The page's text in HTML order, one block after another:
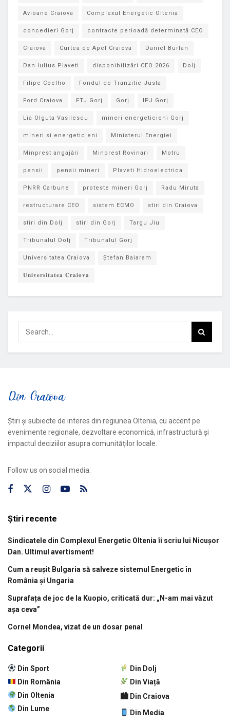
Avioane Craiova Complexul Energetic Oltenia
concedieri Gorj contracte perioadă determinată CEO
Craiova Curtea de Apel Craiova Daniel Burlan
Dan Iulius Plaveti disponibilizări CEO 2026 Dolj
Filipe Coelho Fondul de Tranzitie Justa
Ford Craiova FTJ Gorj Gorj IPJ Gorj
Lia Olguta Vasilescu mineri energeticieni Gorj
mineri si energeticieni Ministerul Energiei
Minprest angajări Minprest Rovinari Motru
pensii pensii mineri Plaveti Hidroelectrica
PNRR Carbune proteste mineri Gorj Radu Miruta
restructurare CEO sistem ECMO stiri din Craiova
stiri din Dolj stiri din Gorj Targu Jiu
Tribunalul Dolj Tribunalul Gorj
Universitatea Craiova Ștefan Baiaram
𝐔𝐧𝐢𝐯𝐞𝐫𝐬𝐢𝐭𝐚𝐭𝐞𝐚 𝐂𝐫𝐚𝐢𝐨𝐯𝐚
Știri și subiecte de interes din regiunea Oltenia, cu accent pe
evenimente regionale, dezvoltare economică, infrastructură și
impactul deciziilor asupra comunităților locale.
Follow us on social media:
Știri recente
Sindicatele din Complexul Energetic Oltenia îi scriu lui Nicușor
Dan. Ultimul avertisment!
Cum a reușit Bulgaria să salveze sistemul Energetic în
România și Ungaria
Suprafața de joc de la Kuopio, criticată dur: „N-am mai văzut
așa ceva”
Cornel Mondea, vizat de un dosar penal
Categorii
Din Sport
Din România
Din Oltenia
Din Lume
Din Dolj
Din Viață
🏙 Din Craiova
Din Media